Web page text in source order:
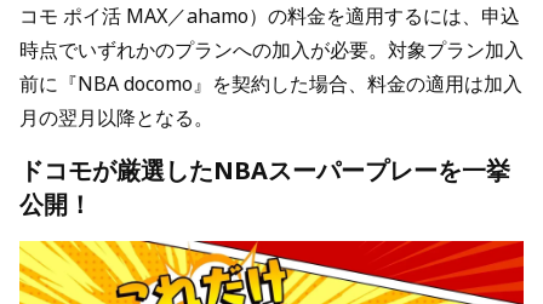
コモ ポイ活 MAX／ahamo）の料金を適用するには、申込
時点でいずれかのプランへの加入が必要。対象プラン加入
前に『NBA docomo』を契約した場合、料金の適用は加入
月の翌月以降となる。
ドコモが厳選したNBAスーパープレーを一挙
公開！